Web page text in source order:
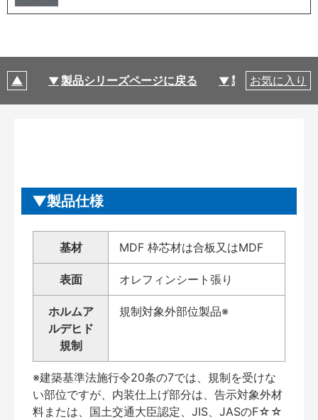
製品シリーズページに戻る 製品仕様
お気に入り
製品仕様
基材 MDF 枠芯材は合板又はMDF
表面 オレフィンシート張り
ホルムア
ルデヒド
規制
規制対象外部位製品※
※建築基準法施行令20条の7では、規制を受けな
い部位ですが、内装仕上げ部分は、告示対象外材
料または、国土交通大臣認定、JIS、JASのF☆☆